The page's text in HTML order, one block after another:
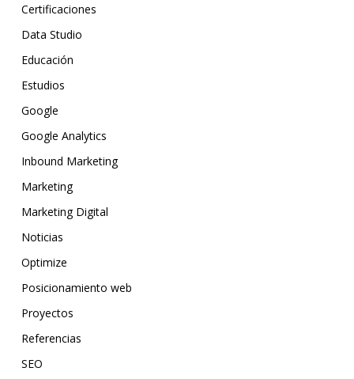
Certificaciones
Data Studio
Educación
Estudios
Google
Google Analytics
Inbound Marketing
Marketing
Marketing Digital
Noticias
Optimize
Posicionamiento web
Proyectos
Referencias
SEO